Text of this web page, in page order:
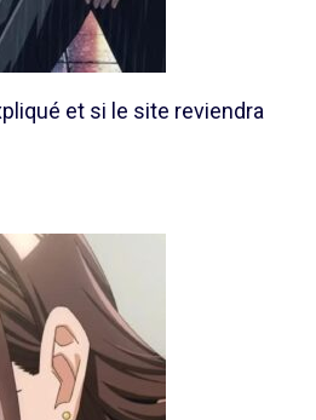
et si le site reviendra